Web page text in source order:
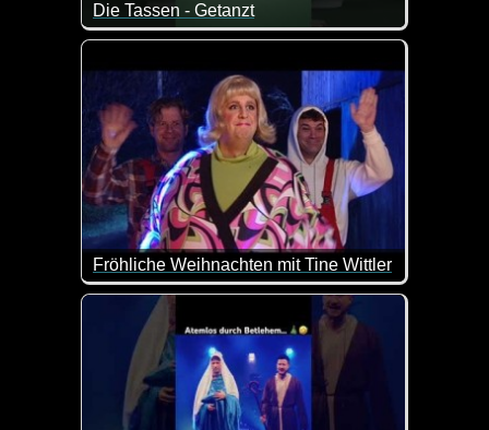
Die Tassen - Getanzt
Das kann man so oder so sehen :-)
Fröhliche Weihnachten mit Tine Wittler
Die jungen Eltern Maria und Josef leben in einem